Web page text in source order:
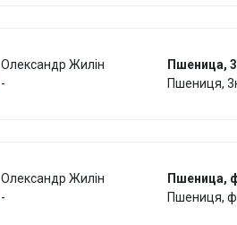
Олександр Жилін
-
Пшеница,
Пшениця,
Олександр Жилін
-
Пшеница,
Пшениця,